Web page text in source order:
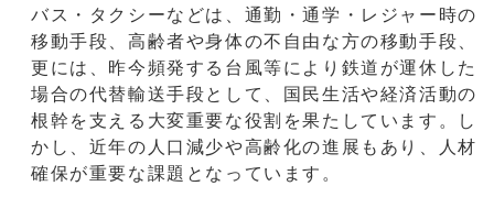
バス・タクシーなどは、通勤・通学・レジャー時の
移動手段、高齢者や身体の不自由な方の移動手段、
更には、昨今頻発する台風等により鉄道が運休した
場合の代替輸送手段として、国民生活や経済活動の
根幹を支える大変重要な役割を果たしています。し
かし、近年の人口減少や高齢化の進展もあり、人材
確保が重要な課題となっています。